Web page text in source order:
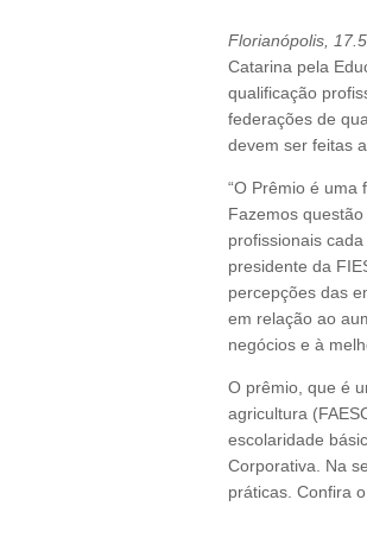
Florianópolis,
Catarina pela
qualificação
federações de
devem ser feitas
“O Prêmio é uma
Fazemos
profissionais
presidente da
percepções das
em relação ao
negócios e à
O prêmio, que é
agricultura
escolaridade
Corporativa. Na
práticas. Confira